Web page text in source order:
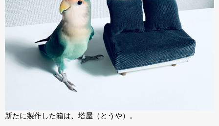
新たに製作した箱は、塔屋（とうや）。